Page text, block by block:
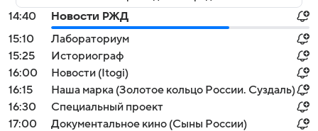
14:40
Новости РЖД
15:10
Лабораториум
15:25
Историограф
16:00
Новости (Itogi)
16:15
Наша марка (Золотое кольцо России. Суздаль)
16:30
Специальный проект
17:00
Документальное кино (Сыны России)